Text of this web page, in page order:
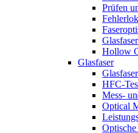
Prüfen
Hollow
Glasfaser
Glasfaser
HFC-
Mess-
Optical